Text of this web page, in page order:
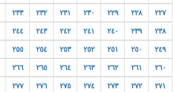
٢٢٧ ٢٢٨ ٢٢٩ ٢٣٠ ٢٣١ ٢٣٢ ٢٣٣
٢٣٨ ٢٣٩ ٢٤٠ ٢٤١ ٢٤٢ ٢٤٣ ٢٤٤
٢٤٩ ٢٥٠ ٢٥١ ٢٥٢ ٢٥٣ ٢٥٤ ٢٥٥
٢٦٠ ٢٦١ ٢٦٢ ٢٦٣ ٢٦٤ ٢٦٥ ٢٦٦
٢٧١ ٢٧٢ ٢٧٣ ٢٧٤ ٢٧٥ ٢٧٦ ٢٧٧